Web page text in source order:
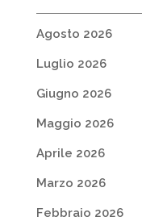
Agosto 2026
Luglio 2026
Giugno 2026
Maggio 2026
Aprile 2026
Marzo 2026
Febbraio 2026